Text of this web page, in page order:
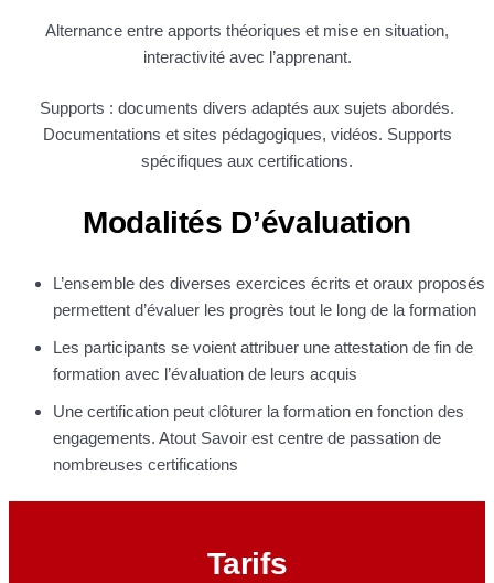
Alternance entre apports théoriques et mise en situation,
interactivité avec l’apprenant.
Supports : documents divers adaptés aux sujets abordés.
Documentations et sites pédagogiques, vidéos. Supports
spécifiques aux certifications.
Modalités D’évaluation
L’ensemble des diverses exercices écrits et oraux proposés
permettent d’évaluer les progrès tout le long de la formation
Les participants se voient attribuer une attestation de fin de
formation avec l’évaluation de leurs acquis
Une certification peut clôturer la formation en fonction des
engagements. Atout Savoir est centre de passation de
nombreuses certifications
Tarifs